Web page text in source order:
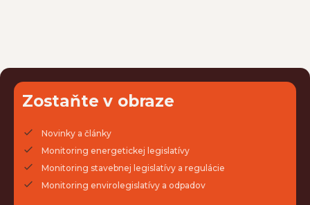
Zostaňte v obraze
Novinky a články
Monitoring energetickej legislatívy
Monitoring stavebnej legislatívy a regulácie
Monitoring envirolegislatívy a odpadov